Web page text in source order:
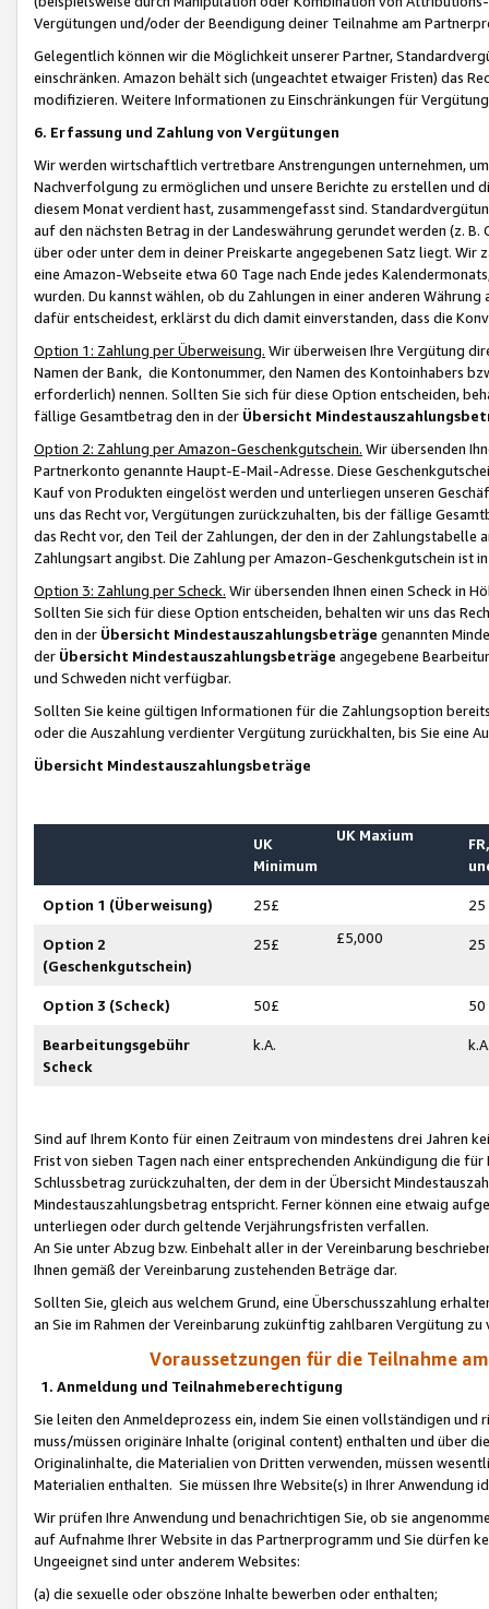
Vergütungen und/oder der Beendigung deiner Teilnahme am
Gelegentlich können wir die Möglichkeit unserer Partner,
einschränken. Amazon behält sich (ungeachtet etwaiger Fristen) das
modifizieren. Weitere Informationen zu Einschränkungen für
6. Erfassung und Zahlung von Vergütungen
Wir werden wirtschaftlich vertretbare Anstrengungen unternehmen,
Nachverfolgung zu ermöglichen und unsere Berichte zu erstellen und
diesem Monat verdient hast, zusammengefasst sind.
auf den nächsten Betrag in der Landeswährung gerundet werden (z.
über oder unter dem in deiner Preiskarte angegebenen Satz liegt.
eine Amazon-Webseite etwa 60 Tage nach Ende jedes
wurden. Du kannst wählen, ob du Zahlungen in einer anderen
dafür entscheidest, erklärst du dich damit einverstanden, dass die
Option 1: Zahlung per Überweisung. Wir überweisen Ihre Vergütung
Namen der Bank, die Kontonummer, den Namen des Kontoinhabers
erforderlich) nennen. Sollten Sie sich für diese Option entscheiden,
fällige Gesamtbetrag den in der Übersicht
Option 2: Zahlung per Amazon-Geschenkgutschein. Wir übersenden
Partnerkonto genannte Haupt-E-Mail-Adresse. Diese
Kauf von Produkten eingelöst werden und unterliegen unseren
uns das Recht vor, Vergütungen zurückzuhalten, bis der fällige
das Recht vor, den Teil der Zahlungen, der den in der
Zahlungsart angibst. Die Zahlung per Amazon-Geschenkgutschein ist
Option 3: Zahlung per Scheck. Wir übersenden Ihnen einen Scheck in
Sollten Sie sich für diese Option entscheiden, behalten wir uns das
den in der Übersicht Mindestauszahlungsbeträge genannten
der Übersicht Mindestauszahlungsbeträge angegebene
und Schweden nicht verfügbar.
Sollten Sie keine gültigen Informationen für die Zahlungsoption
oder die Auszahlung verdienter Vergütung zurückhalten, bis Sie
Übersicht Mindestauszahlungsbeträge
UK
Minimum
UK Maxium
Option 1 (Überweisung) 25£ 25
Option 2
(Geschenkgutschein)
25£ £5,000 25
Option 3 (Scheck) 50£ 50
Bearbeitungsgebühr
Scheck
k.A.
Sind auf Ihrem Konto für einen Zeitraum von mindestens drei Jahren
Frist von sieben Tagen nach einer entsprechenden Ankündigung die
Schlussbetrag zurückzuhalten, der dem in der Übersicht
Mindestauszahlungsbetrag entspricht. Ferner können eine etwaig
unterliegen oder durch geltende Verjährungsfristen verfallen.
An Sie unter Abzug bzw. Einbehalt aller in der Vereinbarung
Ihnen gemäß der Vereinbarung zustehenden Beträge dar.
Sollten Sie, gleich aus welchem Grund, eine Überschusszahlung
an Sie im Rahmen der Vereinbarung zukünftig zahlbaren Vergütung zu
Voraussetzungen für die Teilnahme
1. Anmeldung und Teilnahmeberechtigung
Sie leiten den Anmeldeprozess ein, indem Sie einen vollständigen
muss/müssen originäre Inhalte (original content) enthalten und über
Originalinhalte, die Materialien von Dritten verwenden, müssen
Materialien enthalten. Sie müssen Ihre Website(s) in Ihrer Anwendung
Wir prüfen Ihre Anwendung und benachrichtigen Sie, ob sie
auf Aufnahme Ihrer Website in das Partnerprogramm und Sie dürfen
Ungeeignet sind unter anderem Websites:
(a) die sexuelle oder obszöne Inhalte bewerben oder enthalten;